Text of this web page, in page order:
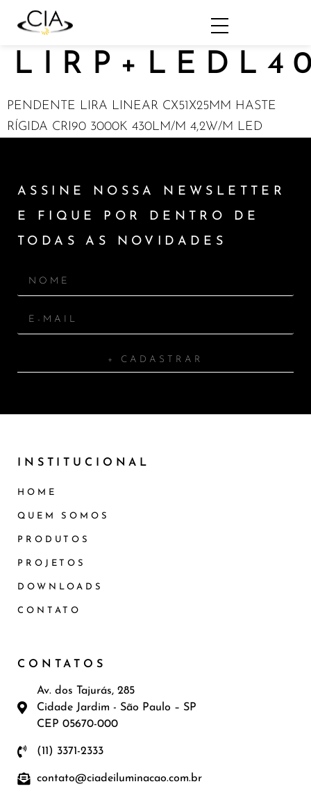
PENDENTE LIRA LINEAR CX51X25MM HASTE
RÍGIDA CRI90 3000K 430LM/M 4,2W/M LED
ASSINE NOSSA NEWSLETTER
E FIQUE POR DENTRO DE
TODAS AS NOVIDADES
+ CADASTRAR
INSTITUCIONAL
HOME
QUEM SOMOS
PRODUTOS
PROJETOS
DOWNLOADS
CONTATO
CONTATOS
Av. dos Tajurás, 285
Cidade Jardim - São Paulo – SP
CEP 05670-000
(11) 3371-2333
contato@ciadeiluminacao.com.br